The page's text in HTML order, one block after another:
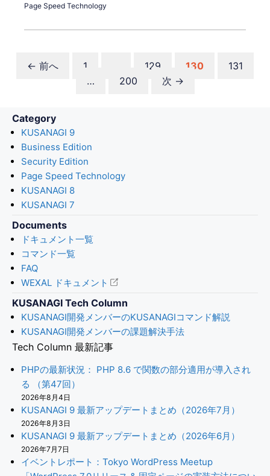
Page Speed Technology
← 前へ
ペ
1
ペ
129
ペ
130
ペ
131
…
ペ
200 次 →
Category
KUSANAGI 9
Business Edition
Security Edition
Page Speed Technology
KUSANAGI 8
KUSANAGI 7
Documents
ドキュメント一覧
コマンド一覧
FAQ
WEXAL ドキュメント
KUSANAGI Tech Column
KUSANAGI開発メンバーのKUSANAGIコマンド解説
KUSANAGI開発メンバーの課題解決手法
Tech Column 最新記事
PHPの最新状況： PHP 8.6 で関数の部分適用が導入され
る （第47回）
2026年8月4日
KUSANAGI 9 最新アップデートまとめ（2026年7月）
2026年8月3日
KUSANAGI 9 最新アップデートまとめ（2026年6月）
2026年7月7日
イベントレポート：Tokyo WordPress Meetup